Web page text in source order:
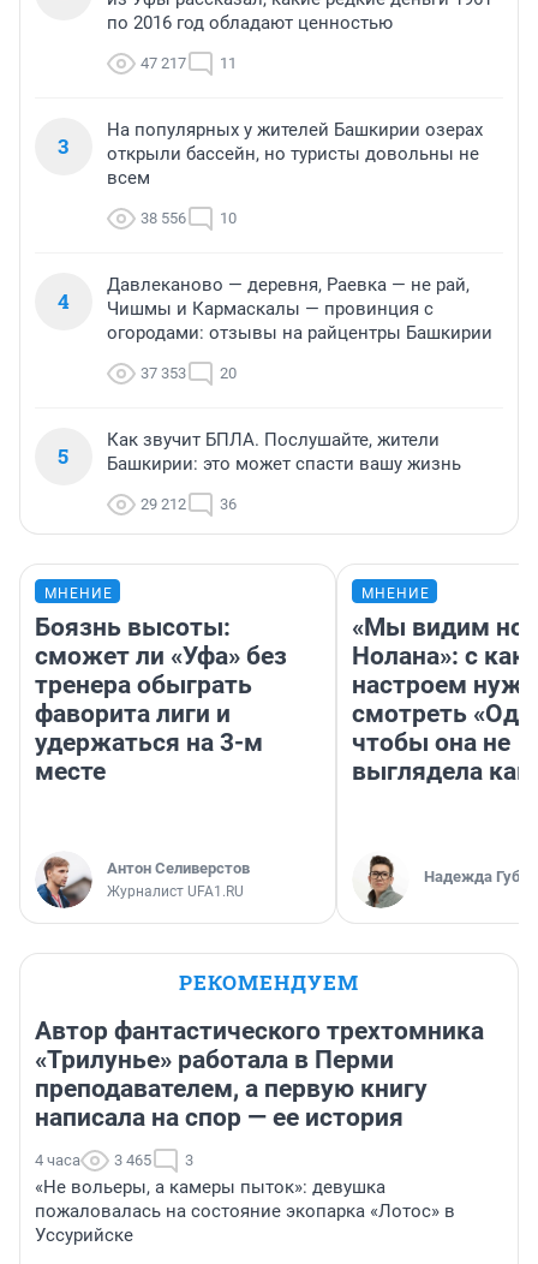
по 2016 год обладают ценностью
47 217 11
3
На популярных у жителей Башкирии озерах
открыли бассейн, но туристы довольны не
всем
38 556 10
4
Давлеканово — деревня, Раевка — не рай,
Чишмы и Кармаскалы — провинция с
огородами: отзывы на райцентры Башкирии
37 353 20
5
Как звучит БПЛА. Послушайте, жители
Башкирии: это может спасти вашу жизнь
29 212 36
МНЕНИЕ
Боязнь высоты:
сможет ли «Уфа» без
тренера обыграть
фаворита лиги и
удержаться на 3-м
месте
Антон Селиверстов
Журналист UFA1.RU
МНЕНИЕ
«Мы видим
Нолана»: с
настроем
смотреть
чтобы она не
выглядела как
Надежда
РЕКОМЕНДУЕМ
Автор фантастического трехтомника
«Трилунье» работала в Перми
преподавателем, а первую книгу
написала на спор — ее история
4 часа 3 465 3
«Не вольеры, а камеры пыток»: девушка
пожаловалась на состояние экопарка «Лотос» в
Уссурийске